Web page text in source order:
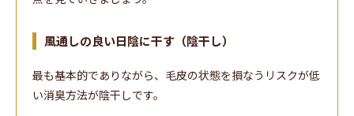
風通しの良い日陰に干す（陰干し）
最も基本的でありながら、毛皮の状態を損なうリスクが低
い消臭方法が陰干しです。